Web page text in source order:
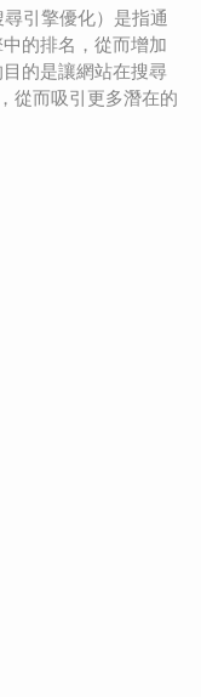
引擎優化）是指通
的排名，從而增加
的是讓網站在搜尋
從而吸引更多潛在的